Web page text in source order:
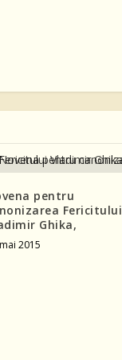
pentru
Fericitului
Ghika,
2015